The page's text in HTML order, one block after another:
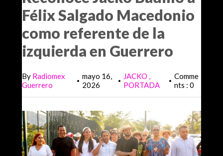
Félix Salgado Macedonio
como referente de la
izquierda en Guerrero
By Radiomex
Guerrero
• mayo 16,
2026
•
JACKO
PORTADA
• Comme
nts : 0